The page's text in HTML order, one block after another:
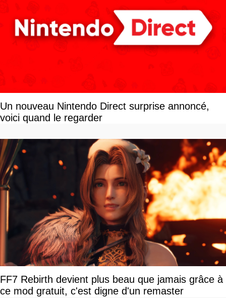
Un nouveau Nintendo Direct surprise annoncé,
voici quand le regarder
FF7 Rebirth devient plus beau que jamais grâce à
ce mod gratuit, c'est digne d'un remaster